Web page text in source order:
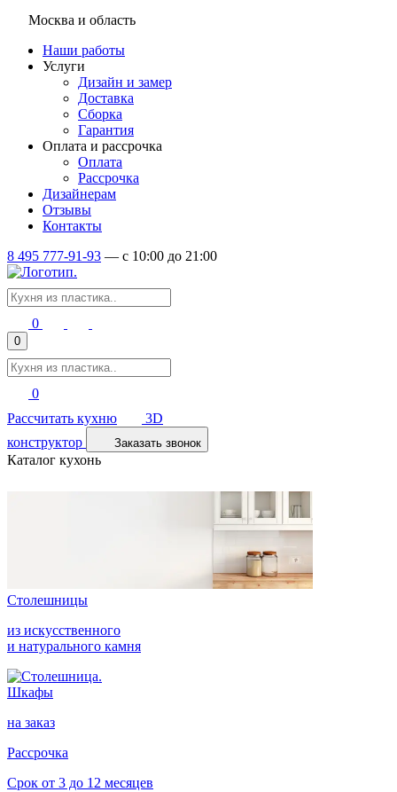
Москва и область
Наши работы
Услуги
Дизайн и замер
Доставка
Сборка
Гарантия
Оплата и рассрочка
Оплата
Рассрочка
Дизайнерам
Отзывы
Контакты
8 495 777-91-93 — c 10:00 до 21:00
0
0
0
Рассчитать кухню
3D
конструктор
Заказать звонок
Каталог кухонь
Столешницы
из искусственного
и натурального камня
Шкафы
на заказ
Рассрочка
Срок от 3 до 12 месяцев